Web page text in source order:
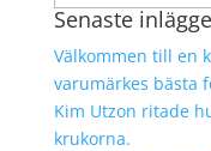
efter:
Senaste
Välkommen till en
varumärkes bästa
Kim Utzon ritade
krukorna.